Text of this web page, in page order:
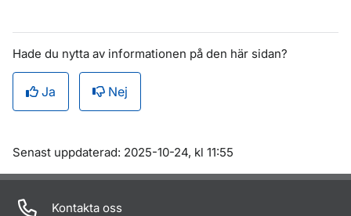
Hade du nytta av informationen på den här sidan?
Ja Nej
Om sidan
Senast uppdaterad: 2025-10-24, kl 11:55
Kontakta oss